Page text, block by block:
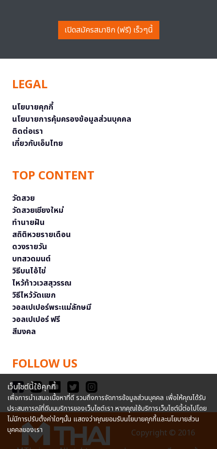
เปิดสมัครสมาชิก (ฟรี) เร็วๆนี้
LEGAL
นโยบายคุกกี้
นโยบายการคุ้มครองข้อมูลส่วนบุคคล
ติดต่อเรา
เกี่ยวกับเอ็มไทย
TOP CONTENT
วัดสวย
วัดสวยเชียงใหม่
ทำนายฝัน
สถิติหวยรายเดือน
ดวงรายวัน
บทสวดมนต์
วิธีบนไอ้ไข่
ไหว้ท้าวเวสสุวรรณ
วิธีไหว้วัดแขก
วอลเปเปอร์พระแม่ลักษมี
วอลเปเปอร์ ฟรี
สีมงคล
FOLLOW US
Copyright © 2016
เว็บไซต์นี้ใช้คุกกี้
เพื่อการนำเสนอเนื้อหาที่ดี รวมถึงการจัดการข้อมูลส่วนบุคคล เพื่อให้คุณได้รับ
ประสบการณ์ที่ดีบนบริการของเว็บไซต์เรา หากคุณใช้บริการเว็บไซต์นี้ต่อไปโดย
ไม่มีการปรับตั้งค่าใดๆนั้น แสดงว่าคุณยอมรับนโยบายคุกกี้และนโยบายส่วน
บุคคลของเรา